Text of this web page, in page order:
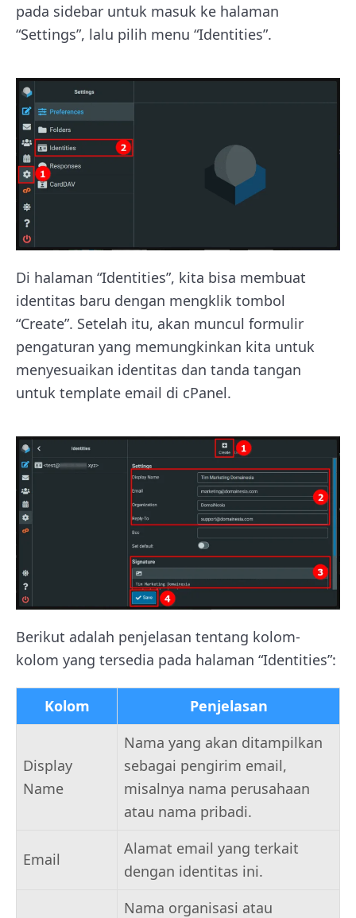
pada sidebar untuk masuk ke halaman
“Settings”, lalu pilih menu “Identities”.
Di halaman “Identities”, kita bisa membuat
identitas baru dengan mengklik tombol
“Create”. Setelah itu, akan muncul formulir
pengaturan yang memungkinkan kita untuk
menyesuaikan identitas dan tanda tangan
untuk template email di cPanel.
Berikut adalah penjelasan tentang kolom-
kolom yang tersedia pada halaman “Identities”:
Kolom Penjelasan
Display
Name
Nama yang akan ditampilkan
sebagai pengirim email,
misalnya nama perusahaan
atau nama pribadi.
Email
Alamat email yang terkait
dengan identitas ini.
Nama organisasi atau